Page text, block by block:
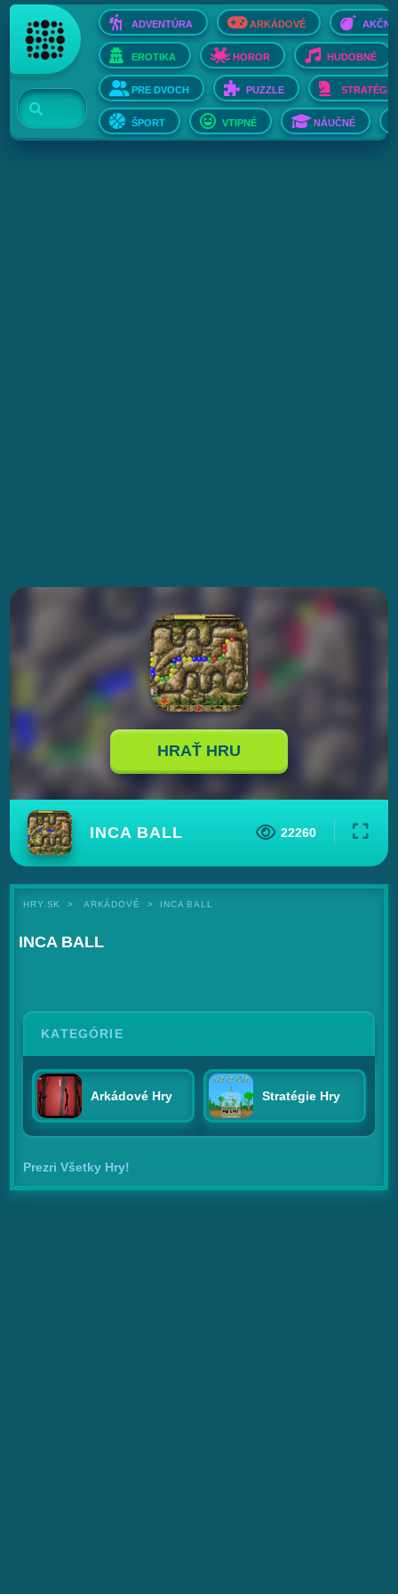
ADVENTÚRA ARKÁDOVÉ AKČNÉ
EROTIKA HOROR HUDOBNÉ
PRE DVOCH PUZZLE STRATÉGIE
ŠPORT VTIPNÉ NÁUČNÉ
HRAŤ HRU
INCA BALL 22260
HRY.SK ARKÁDOVÉ INCA BALL
INCA BALL
KATEGÓRIE
Arkádové Hry Stratégie Hry
Prezri Všetky Hry!